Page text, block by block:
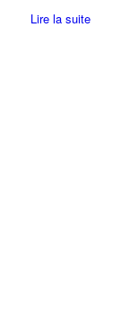
Lire la suite